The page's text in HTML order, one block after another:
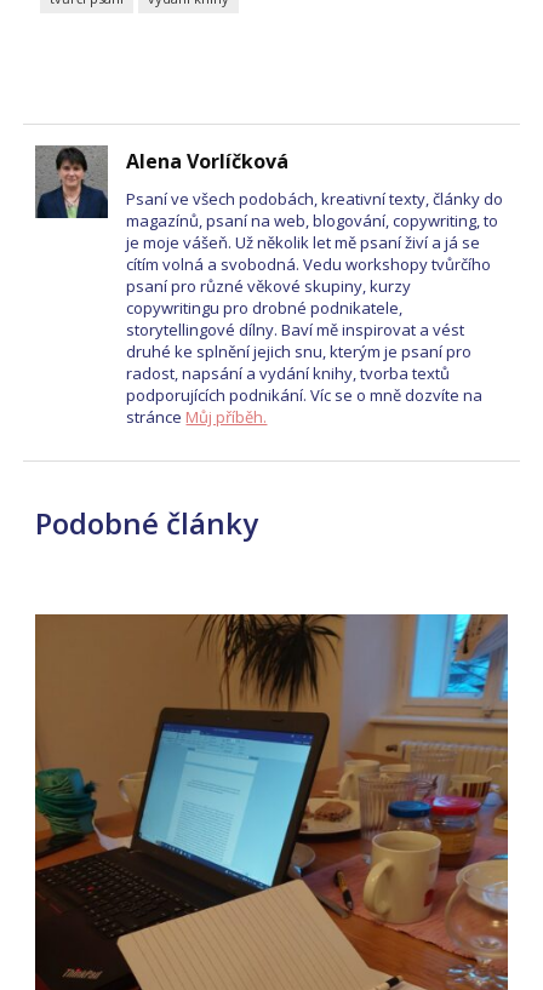
Alena Vorlíčková
Psaní ve všech podobách, kreativní texty, články do
magazínů, psaní na web, blogování, copywriting, to
je moje vášeň. Už několik let mě psaní živí a já se
cítím volná a svobodná. Vedu workshopy tvůrčího
psaní pro různé věkové skupiny, kurzy
copywritingu pro drobné podnikatele,
storytellingové dílny. Baví mě inspirovat a vést
druhé ke splnění jejich snu, kterým je psaní pro
radost, napsání a vydání knihy, tvorba textů
podporujících podnikání. Víc se o mně dozvíte na
stránce Můj příběh.
Podobné články